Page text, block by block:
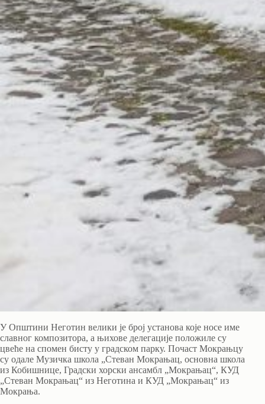
У Општини Неготин велики је број установа које носе име
славног композитора, а њихове делегације положиле су
цвеће на спомен бисту у градском парку. Почаст Мокрањцу
су одале Музичка школа „Стеван Мокрањац, основна школа
из Кобишнице, Градски хорски ансамбл „Мокрањац“, КУД
„Стеван Мокрањац“ из Неготина и КУД „Мокрањац“ из
Мокрања.